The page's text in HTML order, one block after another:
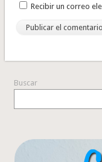
Recibir un correo
Buscar